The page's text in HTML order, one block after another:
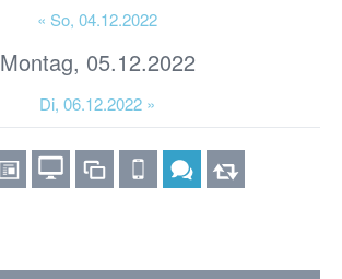
« So, 04.12.2022
Montag, 05.12.2022
Di, 06.12.2022 »